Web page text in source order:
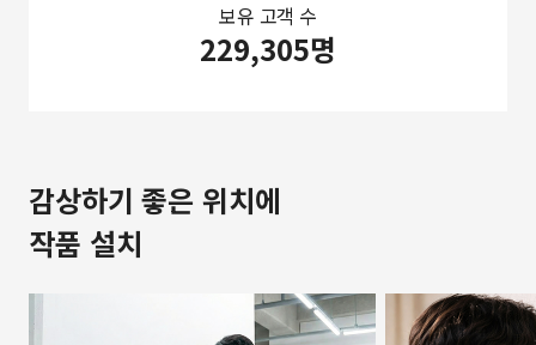
보유 고객 수
229,305명
감상하기 좋은 위치에
작품 설치